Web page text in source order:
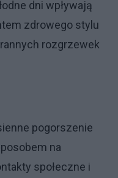
dni wpływają
zdrowego stylu
rozgrzewek
pogorszenie
na
społeczne i